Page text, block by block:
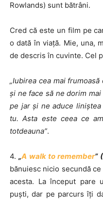
Rowlands) sunt bătrâni.
Cred că este un film pe
o dată în viaţă. Mie, una,
de descris în cuvinte. Cel
„Iubirea cea mai
şi ne face să ne dorim
pe jar şi ne aduce
tu. Asta este ceea ce
totdeauna”.
4.„A walk to remember”
bănuiesc nicio secundă
acesta. La început pare
puşti, dar pe parcurs îţi